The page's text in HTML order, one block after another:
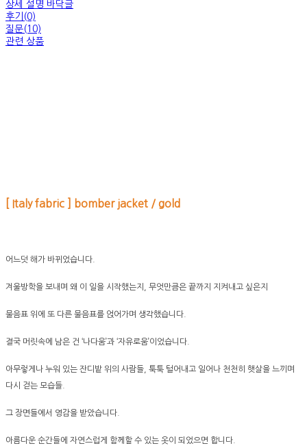
상세 설명 바닥글
후기(0)
질문(10)
관련 상품
[ Italy fabric ] bomber jacket / gold
어느덧 해가 바뀌었습니다.
겨울방학을 보내며 왜 이 일을 시작했는지, 무엇만큼은 끝까지 지켜내고 싶은지
물음표 위에 또 다른 물음표를 얹어가며 생각했습니다.
결국 머릿속에 남은 건 ‘나다움’과 ‘자유로움’이었습니다.
아무렇게나 누워 있는 잔디밭 위의 사람들, 툭툭 털어내고 일어나 천천히 햇살을 느끼며
다시 걷는 모습들.
그 장면들에서 영감을 받았습니다.
아름다운 순간들에 자연스럽게 함께할 수 있는 옷이 되었으면 합니다.